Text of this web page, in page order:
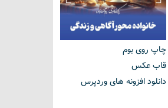
چاپ روی بوم
قاب عکس
دانلود افزونه های وردپرس